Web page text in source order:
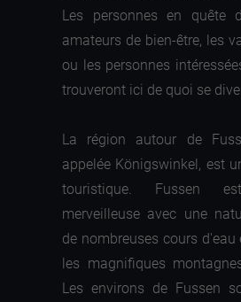
Les personnes en quête
amateurs de bien-être, les
ou les personnes
trouveront ici de quoi se
La région autour de
appelée Königswinkel, est
touristique. Fussen
merveilleuse avec une
de nombreuses cours d'eau
les magnifiques
Les environs de Fussen